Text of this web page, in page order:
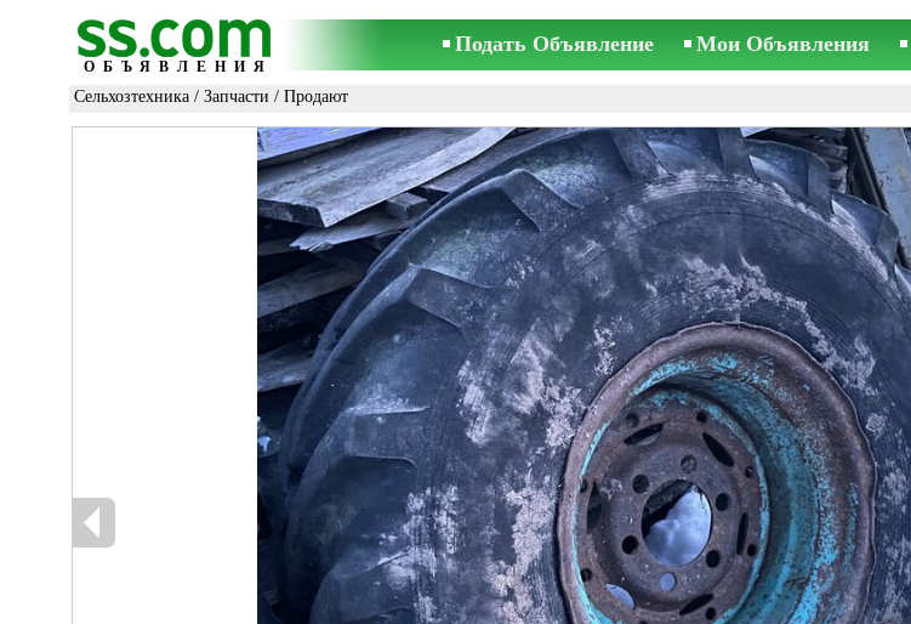
ОБЪЯВЛЕНИЯ
Подать Объявление Мои Объявления
Сельхозтехника / Запчасти / Продают